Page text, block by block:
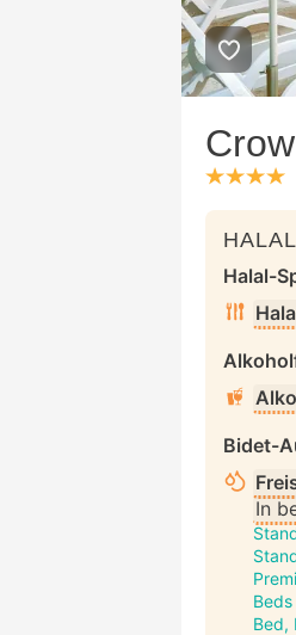
Halal-
Bidet-
In
Beds
Bed,